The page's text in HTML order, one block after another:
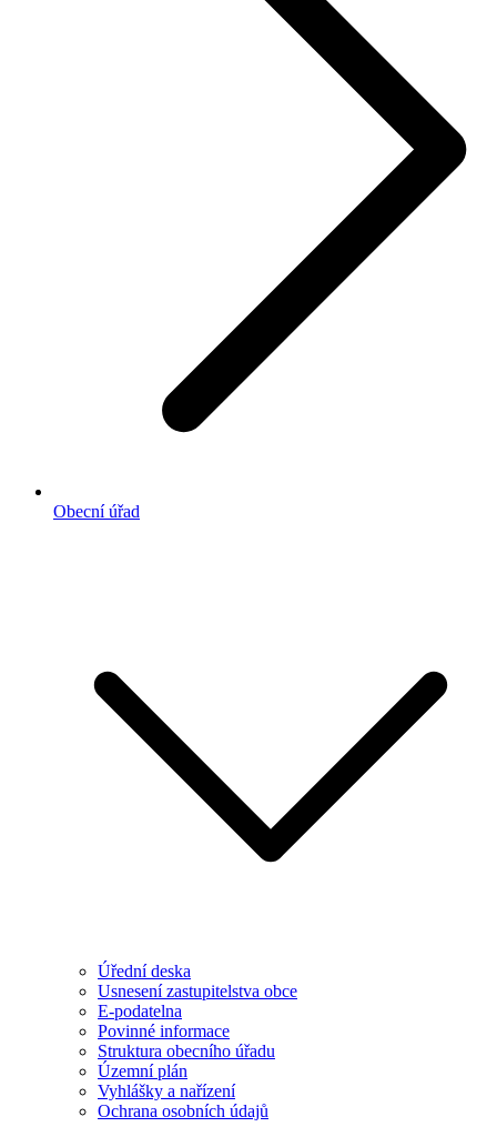
Obecní úřad
Úřední deska
Usnesení zastupitelstva obce
E-podatelna
Povinné informace
Struktura obecního úřadu
Územní plán
Vyhlášky a nařízení
Ochrana osobních údajů